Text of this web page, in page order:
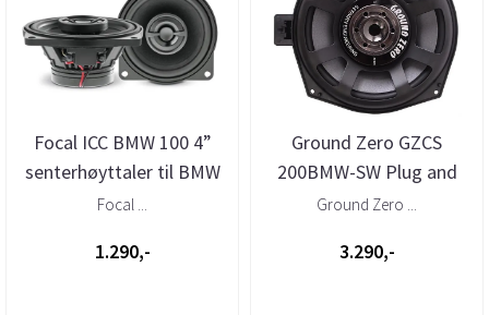
Focal ICC BMW 100 4”
senterhøyttaler til BMW
Focal ...
1.290,-
Ground Zero GZCS
200BMW-SW Plug and
Play 8” basskit til BMW
Ground Zero ...
3.290,-